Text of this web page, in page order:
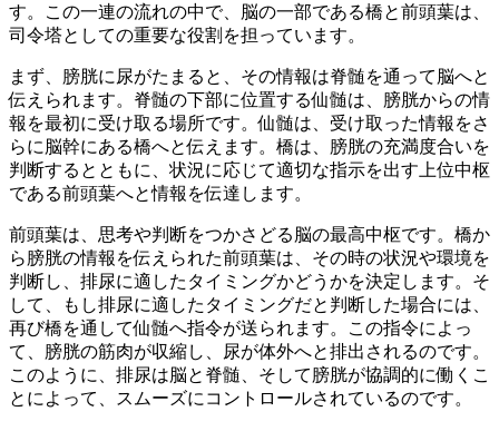
す。この一連の流れの中で、脳の一部である橋と前頭葉は、
司令塔としての重要な役割を担っています。
まず、膀胱に尿がたまると、その情報は脊髄を通って脳へと
伝えられます。脊髄の下部に位置する仙髄は、膀胱からの情
報を最初に受け取る場所です。仙髄は、受け取った情報をさ
らに脳幹にある橋へと伝えます。橋は、 膀胱の充満度合いを
判断する とともに、状況に応じて適切な指示を出す上位中枢
である前頭葉へと情報を伝達します。
前頭葉は、 思考や判断をつかさどる脳の最高中枢です。橋か
ら膀胱の情報を伝えられた前頭葉は、その時の状況や環境を
判断し、排尿に適したタイミングかどうかを決定します。そ
して、もし排尿に適したタイミングだと判断した場合には、
再び橋を通して仙髄へ指令が送られます。この指令によっ
て、 膀胱の筋肉が収縮し、尿が体外へと排出されるのです。
このように、排尿は脳と脊髄、そして膀胱が協調的に働くこ
とによって、スムーズにコントロールされているのです。